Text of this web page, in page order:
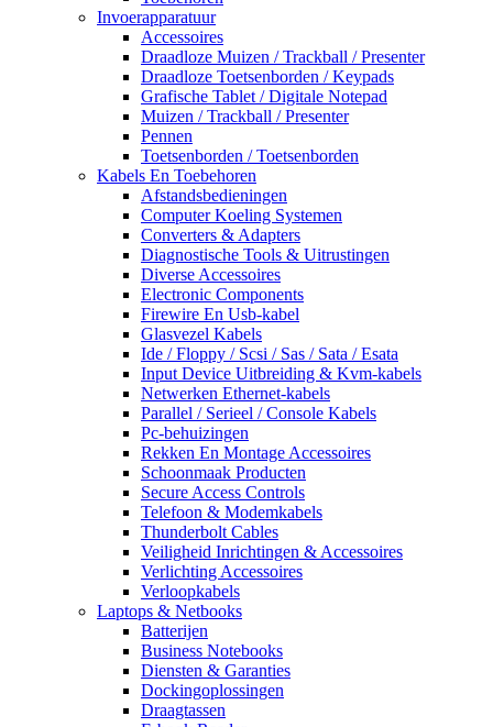
Invoerapparatuur
Accessoires
Draadloze Muizen / Trackball / Presenter
Draadloze Toetsenborden / Keypads
Grafische Tablet / Digitale Notepad
Muizen / Trackball / Presenter
Pennen
Toetsenborden / Toetsenborden
Kabels En Toebehoren
Afstandsbedieningen
Computer Koeling Systemen
Converters & Adapters
Diagnostische Tools & Uitrustingen
Diverse Accessoires
Electronic Components
Firewire En Usb-kabel
Glasvezel Kabels
Ide / Floppy / Scsi / Sas / Sata / Esata
Input Device Uitbreiding & Kvm-kabels
Netwerken Ethernet-kabels
Parallel / Serieel / Console Kabels
Pc-behuizingen
Rekken En Montage Accessoires
Schoonmaak Producten
Secure Access Controls
Telefoon & Modemkabels
Thunderbolt Cables
Veiligheid Inrichtingen & Accessoires
Verlichting Accessoires
Verloopkabels
Laptops & Netbooks
Batterijen
Business Notebooks
Diensten & Garanties
Dockingoplossingen
Draagtassen